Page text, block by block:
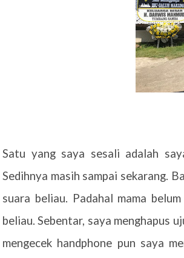
Satu yang saya sesali adalah
Sedihnya masih sampai sekarang.
suara beliau. Padahal mama
beliau. Sebentar, saya menghapus
mengecek handphone pun saya